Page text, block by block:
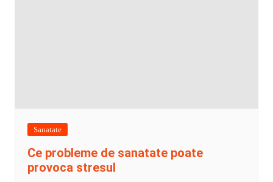
Sanatate
Ce probleme de sanatate poate
provoca stresul